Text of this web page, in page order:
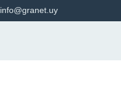
info@granet.uy